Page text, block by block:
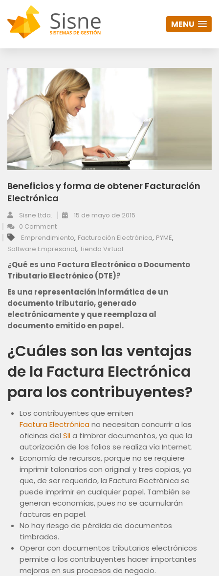
MENU
Beneficios y forma de obtener Facturación
Electrónica
Sisne Ltda.
15 de mayo de 2015
0 Comment
Emprendimiento, Facturación Electrónica, PYME,
Software Empresarial, Tienda Virtual
¿Qué es una Factura Electrónica o Documento
Tributario Electrónico (DTE)?
Es una representación informática de un
documento tributario, generado
electrónicamente y que reemplaza al
documento emitido en papel.
¿Cuáles son las ventajas
de la Factura Electrónica
para los contribuyentes?
Los contribuyentes que emiten
Factura Electrónica no necesitan concurrir a las
oficinas del SIIa timbrar documentos, ya que la
autorización de los folios se realiza vía Internet.
Economía de recursos, porque no se requiere
imprimir talonarios con original y tres copias, ya
que, de ser requerido, la Factura Electrónica se
puede imprimir en cualquier papel. También se
generan economías, pues no se acumularán
facturas en papel.
No hay riesgo de pérdida de documentos
timbrados.
Operar con documentos tributarios electrónicos
permite a los contribuyentes hacer importantes
mejoras en sus procesos de negocio.